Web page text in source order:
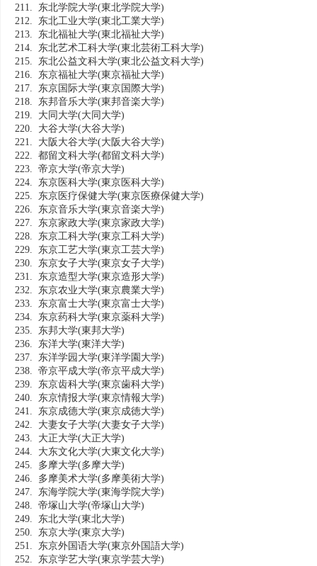
211. 东北学院大学(東北学院大学)
212. 东北工业大学(東北工業大学)
213. 东北福祉大学(東北福祉大学)
214. 东北艺术工科大学(東北芸術工科大学)
215. 东北公益文科大学(東北公益文科大学)
216. 东京福祉大学(東京福祉大学)
217. 东京国际大学(東京国際大学)
218. 东邦音乐大学(東邦音楽大学)
219. 大同大学(大同大学)
220. 大谷大学(大谷大学)
221. 大阪大谷大学(大阪大谷大学)
222. 都留文科大学(都留文科大学)
223. 帝京大学(帝京大学)
224. 东京医科大学(東京医科大学)
225. 东京医疗保健大学(東京医療保健大学)
226. 东京音乐大学(東京音楽大学)
227. 东京家政大学(東京家政大学)
228. 东京工科大学(東京工科大学)
229. 东京工艺大学(東京工芸大学)
230. 东京女子大学(東京女子大学)
231. 东京造型大学(東京造形大学)
232. 东京农业大学(東京農業大学)
233. 东京富士大学(東京富士大学)
234. 东京药科大学(東京薬科大学)
235. 东邦大学(東邦大学)
236. 东洋大学(東洋大学)
237. 东洋学园大学(東洋学園大学)
238. 帝京平成大学(帝京平成大学)
239. 东京齿科大学(東京歯科大学)
240. 东京情报大学(東京情報大学)
241. 东京成德大学(東京成徳大学)
242. 大妻女子大学(大妻女子大学)
243. 大正大学(大正大学)
244. 大东文化大学(大東文化大学)
245. 多摩大学(多摩大学)
246. 多摩美术大学(多摩美術大学)
247. 东海学院大学(東海学院大学)
248. 帝塚山大学(帝塚山大学)
249. 东北大学(東北大学)
250. 东京大学(東京大学)
251. 东京外国语大学(東京外国語大学)
252. 东京学艺大学(東京学芸大学)